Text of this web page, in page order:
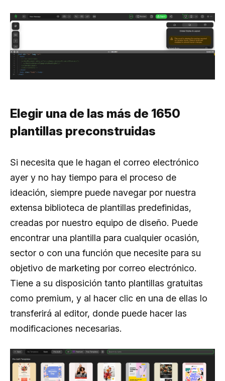
Elegir una de las más de 1650
plantillas preconstruidas
Si necesita que le hagan el correo electrónico
ayer y no hay tiempo para el proceso de
ideación, siempre puede navegar por nuestra
extensa biblioteca de plantillas predefinidas,
creadas por nuestro equipo de diseño. Puede
encontrar una plantilla para cualquier ocasión,
sector o con una función que necesite para su
objetivo de marketing por correo electrónico.
Tiene a su disposición tanto plantillas gratuitas
como premium, y al hacer clic en una de ellas lo
transferirá al editor, donde puede hacer las
modificaciones necesarias.